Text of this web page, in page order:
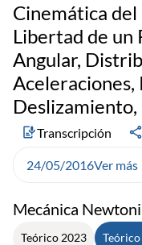
Mecánica
Teórico 2023
Cinemática del
Libertad de un
Angular,
Aceleraciones,
Transcripción
24/05/2016Ver más